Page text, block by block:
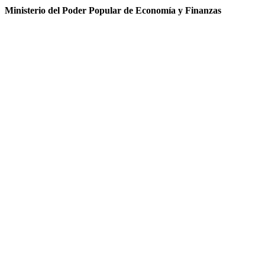
Ministerio del Poder Popular de Economía y Finanzas